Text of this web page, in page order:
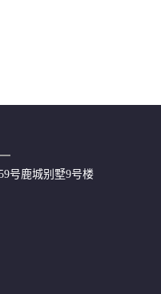
号鹿城别墅9号楼